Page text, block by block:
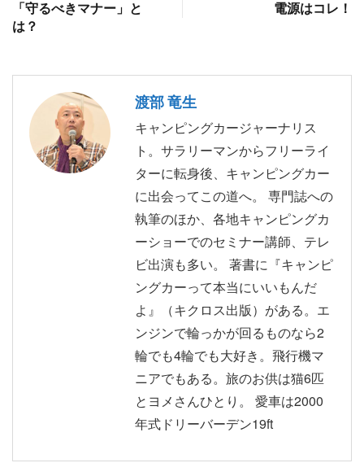
「守るべきマナー」と
は？
電源はコレ！
渡部 竜生
キャンピングカージャーナリス
ト。サラリーマンからフリーライ
ターに転身後、キャンピングカー
に出会ってこの道へ。 専門誌への
執筆のほか、各地キャンピングカ
ーショーでのセミナー講師、テレ
ビ出演も多い。 著書に『キャンピ
ングカーって本当にいいもんだ
よ』（キクロス出版）がある。エ
ンジンで輪っかが回るものなら2
輪でも4輪でも大好き。飛行機マ
ニアでもある。旅のお供は猫6匹
とヨメさんひとり。 愛車は2000
年式ドリーバーデン19ft